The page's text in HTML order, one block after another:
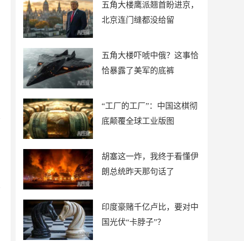
五角大楼鹰派翘首盼进京，
北京连门缝都没给留
五角大楼吓唬中俄？这事恰
恰暴露了美军的底裤
“工厂的工厂”：中国这棋彻
底颠覆全球工业版图
胡塞这一炸，我终于看懂伊
朗总统昨天那句话了
印度豪赌千亿卢比，要对中
国光伏“卡脖子”？